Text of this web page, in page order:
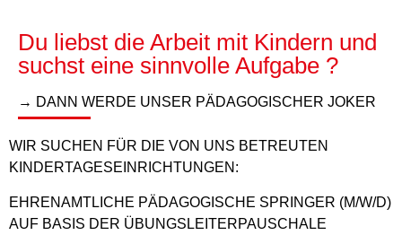
Du liebst die Arbeit mit Kindern und
suchst eine sinnvolle Aufgabe ?
→ DANN WERDE UNSER PÄDAGOGISCHER JOKER
WIR SUCHEN FÜR DIE VON UNS BETREUTEN
KINDERTAGESEINRICHTUNGEN:
EHRENAMTLICHE PÄDAGOGISCHE SPRINGER (M/W/D)
AUF BASIS DER ÜBUNGSLEITERPAUSCHALE